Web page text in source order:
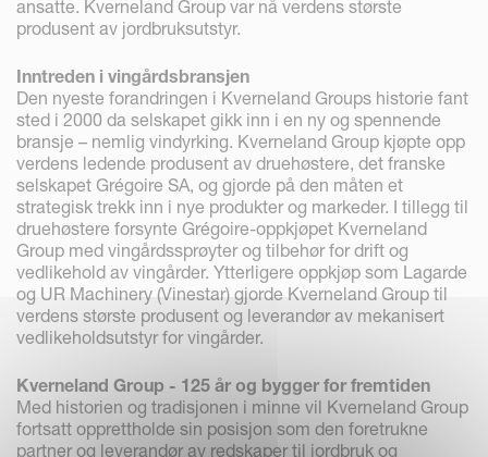
ansatte. Kverneland Group var nå verdens største
produsent av jordbruksutstyr.
Inntreden i vingårdsbransjen
Den nyeste forandringen i Kverneland Groups historie fant
sted i 2000 da selskapet gikk inn i en ny og spennende
bransje – nemlig vindyrking. Kverneland Group kjøpte opp
verdens ledende produsent av druehøstere, det franske
selskapet Grégoire SA, og gjorde på den måten et
strategisk trekk inn i nye produkter og markeder. I tillegg til
druehøstere forsynte Grégoire-oppkjøpet Kverneland
Group med vingårdssprøyter og tilbehør for drift og
vedlikehold av vingårder. Ytterligere oppkjøp som Lagarde
og UR Machinery (Vinestar) gjorde Kverneland Group til
verdens største produsent og leverandør av mekanisert
vedlikeholdsutstyr for vingårder.
Kverneland Group - 125 år og bygger for fremtiden
Med historien og tradisjonen i minne vil Kverneland Group
fortsatt opprettholde sin posisjon som den foretrukne
partner og leverandør av redskaper til jordbruk og